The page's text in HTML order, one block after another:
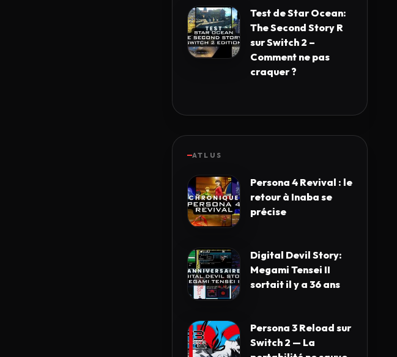
Test de Star Ocean:
The Second Story R
sur Switch 2 –
Comment ne pas
craquer ?
ATLUS
Persona 4 Revival : le
retour à Inaba se
précise
Digital Devil Story:
Megami Tensei II
sortait il y a 36 ans
Persona 3 Reload sur
Switch 2 — La